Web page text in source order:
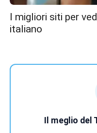
I migliori siti per
italiano
Il meglio